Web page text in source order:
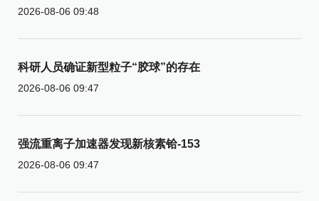
2026-08-06 09:48
科研人员确证新型粒子“胶球”的存在
2026-08-06 09:47
强流重离子加速器发现新核素铪-153
2026-08-06 09:47